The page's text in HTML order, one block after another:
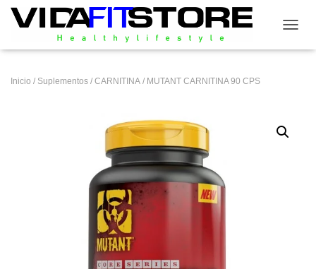
Inicio / Suplementos / CARNITINA / MUTANT CARNITINA 90 CPS